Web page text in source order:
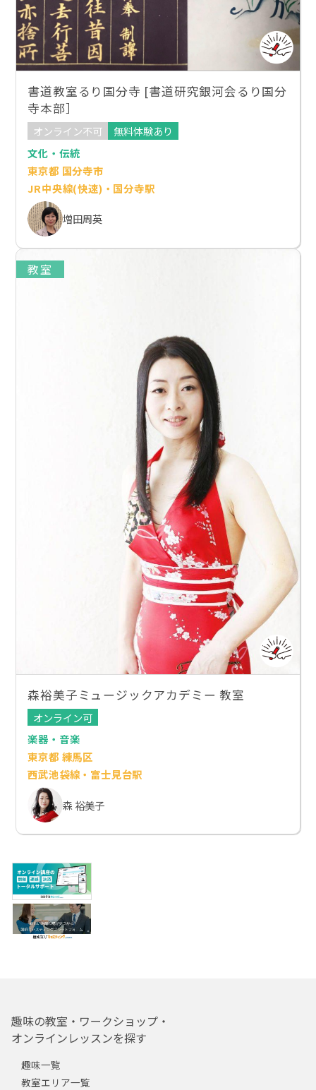
書道教室るり国分寺 [書道研究銀河会るり国分
寺本部］
オンライン不可
無料体験あり
文化・伝統
東京都 国分寺市
JR中央線(快速)・国分寺駅
増田周英
教室
森裕美子ミュージックアカデミー 教室
オンライン可
楽器・音楽
東京都 練馬区
西武池袋線・富士見台駅
森 裕美子
趣味の教室・ワークショップ・
オンラインレッスンを探す
趣味一覧
教室エリア一覧